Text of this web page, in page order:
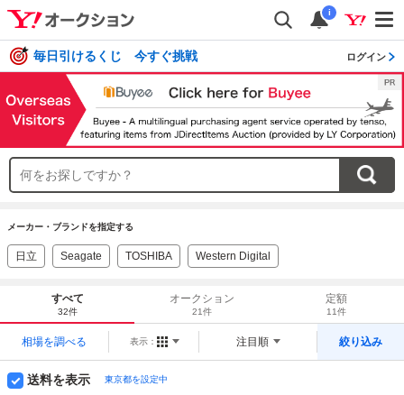
i
毎日引けるくじ 今すぐ挑戦 ログイン
メーカー・ブランドを指定する
日立 Seagate TOSHIBA Western Digital
すべて
32件
オークション
21件
定額
11件
相場を調べる 表示： 注目順 絞り込み
送料を表示 東京都を設定中